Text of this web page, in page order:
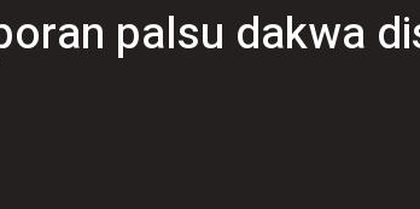
palsu dakwa